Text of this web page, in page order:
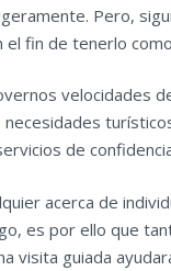
Pero,
el fin de tenerlo
velocidades
de
acerca de
es por ello que
visita guiada